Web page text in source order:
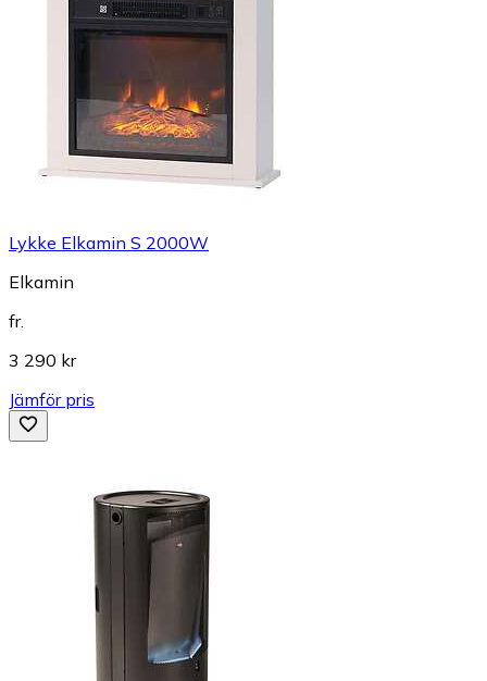
Lykke Elkamin S 2000W
Elkamin
fr.
3 290 kr
Jämför pris